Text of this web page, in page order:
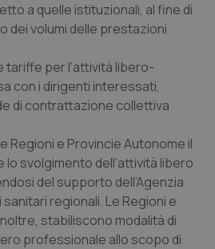
di Bolzano
di Trento
& Rettocolite Ulcerosa
a quelle istituzionali, al fine di
dei volumi delle prestazioni
per l’attività libero-
con i dirigenti interessati,
di contrattazione collettiva
Regioni e Provincie Autonome il
svolgimento dell’attività libero
del supporto dell’Agenzia
regionali. Le Regioni e
stabiliscono modalità di
professionale allo scopo di